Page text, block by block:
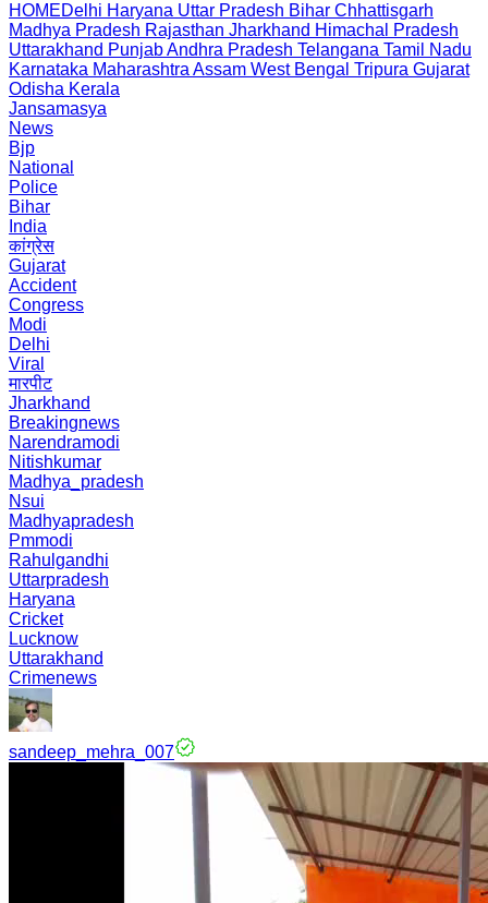
HOMEDelhi Haryana Uttar Pradesh Bihar Chhattisgarh
Madhya Pradesh Rajasthan Jharkhand Himachal Pradesh
Uttarakhand PunjabAndhra Pradesh Telangana Tamil Nadu
Karnataka Maharashtra Assam West Bengal Tripura Gujarat
Odisha Kerala
Jansamasya
News
Bjp
National
Police
Bihar
India
कांग्रेस
Gujarat
Accident
Congress
Modi
Delhi
Viral
मारपीट
Jharkhand
Breakingnews
Narendramodi
Nitishkumar
Madhya_pradesh
Nsui
Madhyapradesh
Pmmodi
Rahulgandhi
Uttarpradesh
Haryana
Cricket
Lucknow
Uttarakhand
Crimenews
sandeep_mehra_007